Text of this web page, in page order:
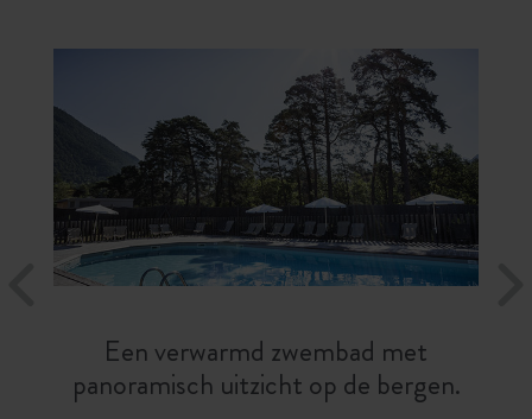
Een verwarmd zwembad met
panoramisch uitzicht op de bergen.